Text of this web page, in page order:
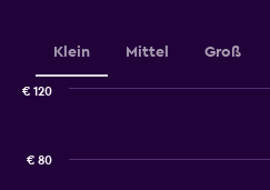
Range:
to
Klein Mittel Groß
€ 80
€ 120